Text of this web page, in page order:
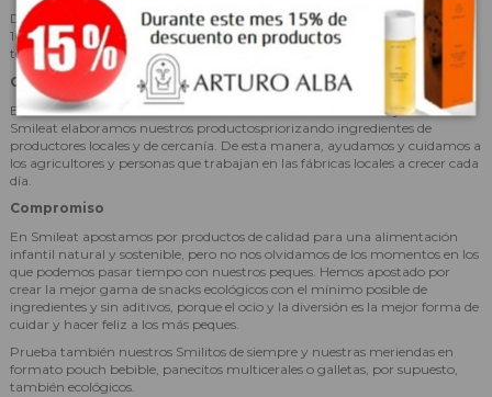
Dentro de nuestro proyecto de sostenibilidad, hemos elegido un envase
100% reciclable para los Smilitos asegurando la conservación tanto de su
textura, como de su sabor.
Origen
Estos Smilitos están fabricados en Navarra con mucho amor y cariño. En
Smileat elaboramos nuestros productospriorizando ingredientes de
productores locales y de cercanía. De esta manera, ayudamos y cuidamos a
los agricultores y personas que trabajan en las fábricas locales a crecer cada
día.
Compromiso
En Smileat apostamos por productos de calidad para una alimentación
infantil natural y sostenible, pero no nos olvidamos de los momentos en los
que podemos pasar tiempo con nuestros peques. Hemos apostado por
crear la mejor gama de snacks ecológicos con el mínimo posible de
ingredientes y sin aditivos, porque el ocio y la diversión es la mejor forma de
cuidar y hacer feliz a los más peques.
Prueba también nuestros Smilitos de siempre y nuestras meriendas en
formato pouch bebible, panecitos multicerales o galletas, por supuesto,
también ecológicos.